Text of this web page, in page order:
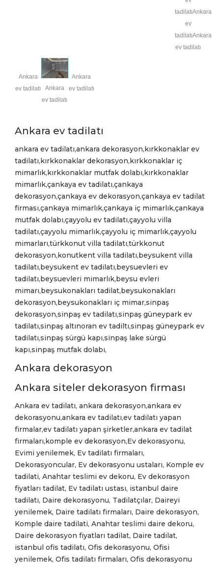
tadilatıAnkara
ev
tadilatıAnkara
ev tadilatı
Ankara
ev tadilatı
Ankara
ev tadilatı
Ankara
ev tadilatı
Ankara ev tadilatı
ankara ev tadilatı,ankara dekorasyon,kırkkonaklar ev
tadilatı,kırkkonaklar dekorasyon,kırkkonaklar iç
mimarlık,kırkkonaklar mutfak dolabı,kırkkonaklar
mimarlık,çankaya ev tadilatı,çankaya
dekorasyon,çankaya ev dekorasyon,çankaya ev tadilat
firması,çankaya mimarlık,çankaya iç mimarlık,çankaya
mutfak dolabı,çayyolu ev tadilatı,çayyolu villa
tadilatı,çayyolu mimarlık,çayyolu iç mimarlık,çayyolu
mimarları,türkkonut villa tadilatı,türkkonut
dekorasyon,konutkent villa tadilatı,beysukent villa
tadilatı,beysukent ev tadilatı,beysuevleri ev
tadilatı,beysuevleri mimarlık,beysu evleri
mimarı,beysukonakları tadilat,beysukonakları
dekorasyon,beysukonakları iç mimar,sinpaş
dekorasyon,sinpaş ev tadilatı,sinpaş güneypark ev
tadilatı,sinpaş altınoran ev tadiltı,sinpaş güneypark ev
tadilatı,sinpaş sürgü kapı,sinpaş lake sürgü
kapı,sinpaş mutfak dolabı,
Ankara dekorasyon
Ankara siteler dekorasyon firması
Ankara ev tadilatı, ankara dekorasyon,ankara ev
dekorasyonu,ankara ev tadilatı,ev tadilatı yapan
firmalar,ev tadilatı yapan şirketler,ankara ev tadilat
firmaları,komple ev dekorasyon,Ev dekorasyonu,
Evimi yenilemek, Ev tadilatı firmaları,
Dekorasyoncular, Ev dekorasyonu ustaları, Komple ev
tadilati, Anahtar teslimi ev dekoru, Ev dekorasyon
fiyatları tadilat, Ev tadilatı ustası, istanbul daire
tadilatı, Daire dekorasyonu, Tadilatçılar, Daireyi
yenilemek, Daire tadilatı firmaları, Daire dekorasyon,
Komple daire tadilati, Anahtar teslimi daire dekoru,
Daire dekorasyon fiyatları tadilat, Daire tadilat,
istanbul ofis tadilatı, Ofis dekorasyonu, Ofisi
yenilemek, Ofis tadilatı firmaları, Ofis dekorasyonu